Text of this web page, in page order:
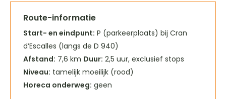
Route-informatie
Start- en eindpunt: P (parkeerplaats) bij Cran
d’Escalles (langs de D 940)
Afstand: 7,6 km Duur: 2,5 uur, exclusief stops
Niveau: tamelijk moeilijk (rood)
Horeca onderweg: geen